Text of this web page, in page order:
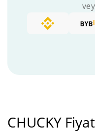
CHUCKY